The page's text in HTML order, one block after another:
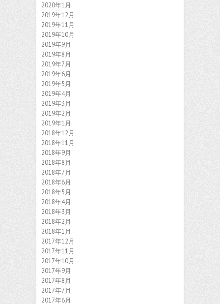
2020年1月
2019年12月
2019年11月
2019年10月
2019年9月
2019年8月
2019年7月
2019年6月
2019年5月
2019年4月
2019年3月
2019年2月
2019年1月
2018年12月
2018年11月
2018年9月
2018年8月
2018年7月
2018年6月
2018年5月
2018年4月
2018年3月
2018年2月
2018年1月
2017年12月
2017年11月
2017年10月
2017年9月
2017年8月
2017年7月
2017年6月